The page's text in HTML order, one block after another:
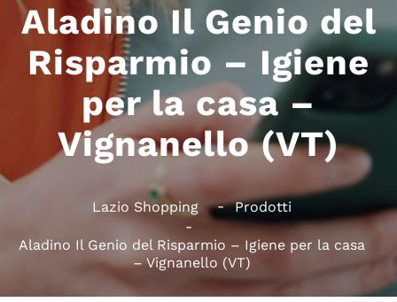
Aladino Il Genio del
Risparmio – Igiene
per la casa –
Vignanello (VT)
Lazio Shopping Prodotti
Aladino Il Genio del Risparmio – Igiene per la casa
– Vignanello (VT)